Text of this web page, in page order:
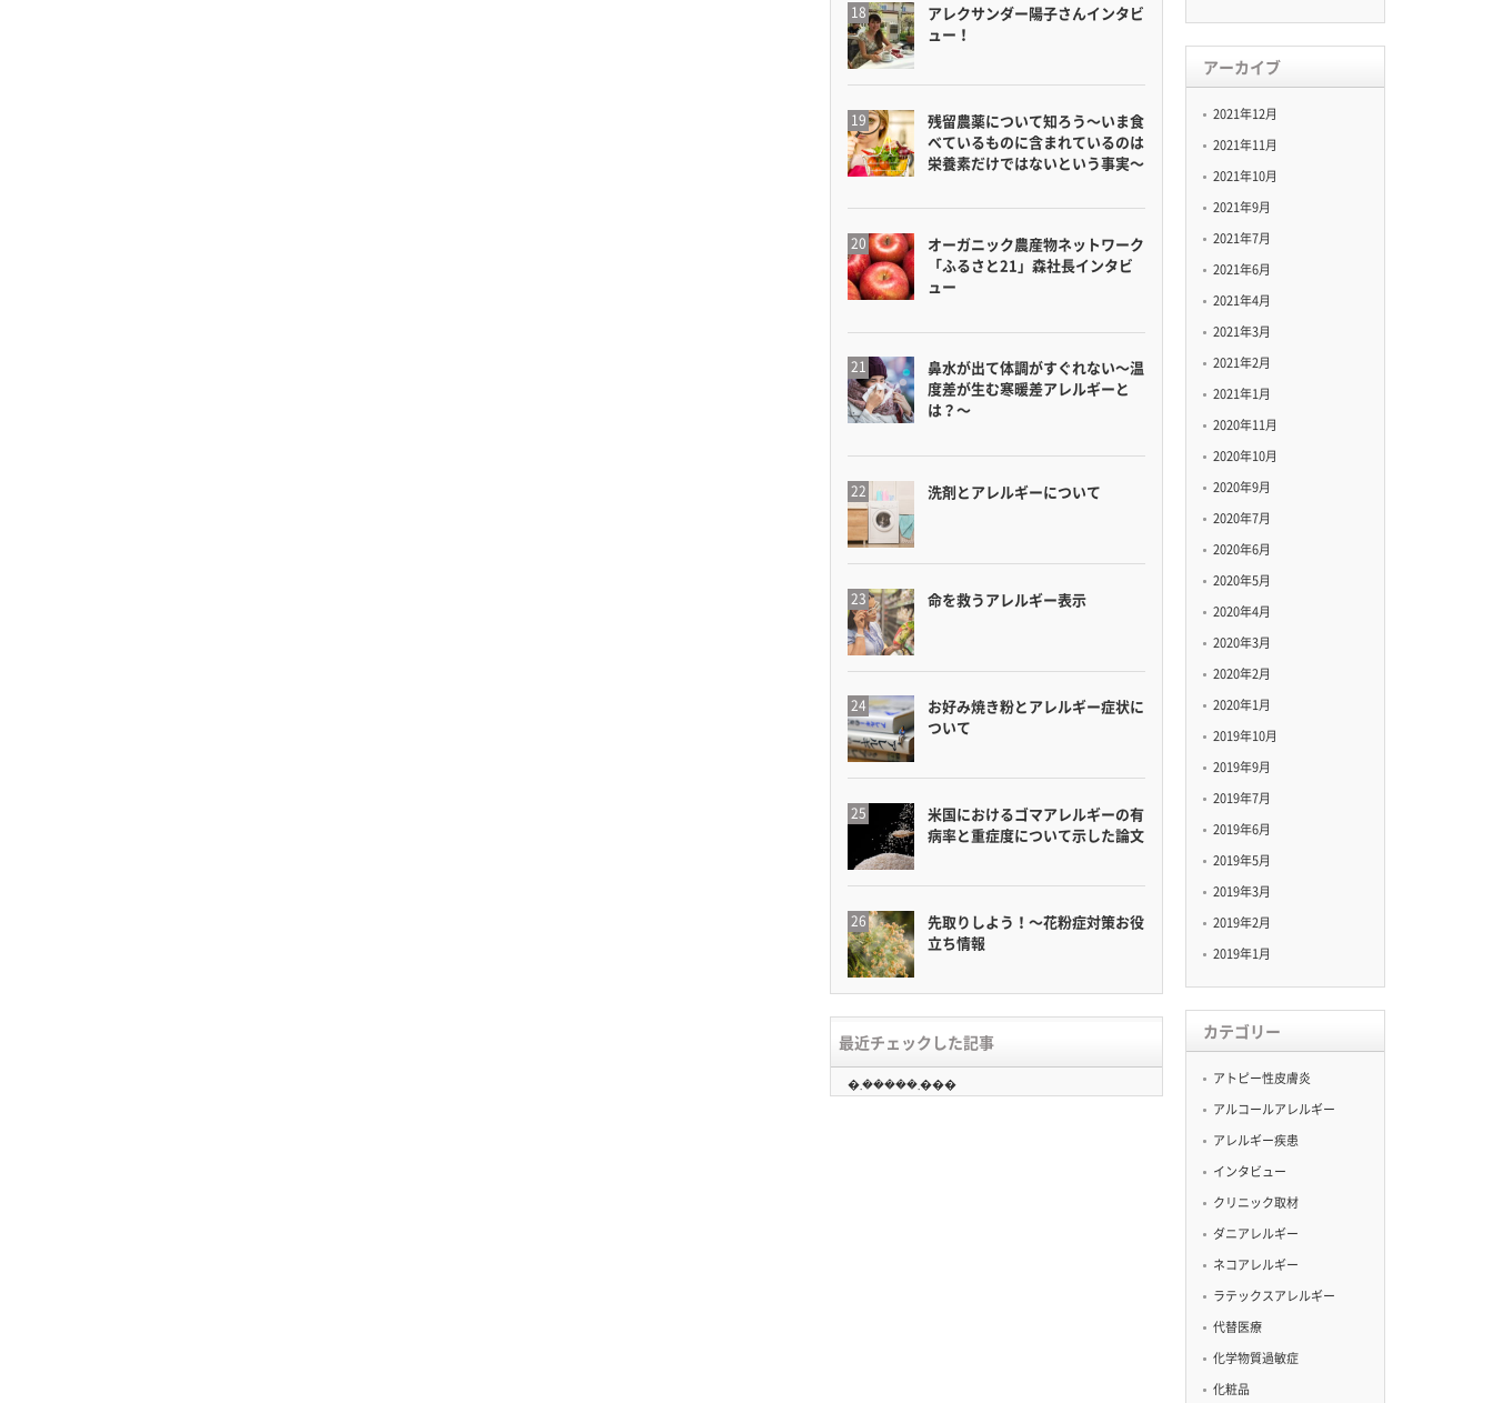
アレクサンダー陽子さんインタビ
ュー！
残留農薬について知ろう〜いま食
べているものに含まれているのは
栄養素だけではないという事実〜
オーガニック農産物ネットワーク
「ふるさと21」森社長インタビ
ュー
鼻水が出て体調がすぐれない〜温
度差が生む寒暖差アレルギーと
は？〜
洗剤とアレルギーについて
命を救うアレルギー表示
お好み焼き粉とアレルギー症状に
ついて
米国におけるゴマアレルギーの有
病率と重症度について示した論文
先取りしよう！〜花粉症対策お役
立ち情報
最近チェックした記事
�܂�����܂���
アーカイブ
2021年12月
2021年11月
2021年10月
2021年9月
2021年7月
2021年6月
2021年4月
2021年3月
2021年2月
2021年1月
2020年11月
2020年10月
2020年9月
2020年7月
2020年6月
2020年5月
2020年4月
2020年3月
2020年2月
2020年1月
2019年10月
2019年9月
2019年7月
2019年6月
2019年5月
2019年3月
2019年2月
2019年1月
カテゴリー
アトピー性皮膚炎
アルコールアレルギー
アレルギー疾患
インタビュー
クリニック取材
ダニアレルギー
ネコアレルギー
ラテックスアレルギー
代替医療
化学物質過敏症
化粧品